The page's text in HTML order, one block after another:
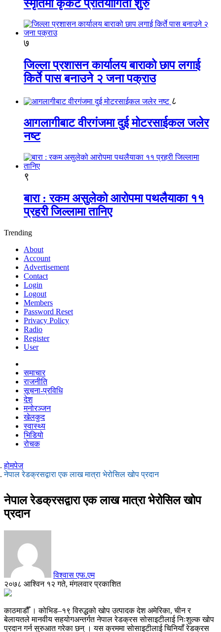
स्मृतिमा कृकेट प्रतियोगिता शुरु
७
जिल्ला प्रशासन कार्यालय बाराको छाप लगाई
किर्ते पास बनाउने २ जना पक्राउ
८
आगलागीबाट वीरगंजमा दुई मोटरसाईकल जलेर
नष्ट
९
बारा : रकम असुलेको आरोपमा पथलैयाका ११
प्रहरी जिल्लामा तानिए
Trending
About
Account
Advertisement
Contact
Login
Logout
Members
Password Reset
Privacy Policy
Radio
Register
User
समाचार
राजनीति
सूचना-प्रविधि
देश
मनोरञ्जन
खेलकुद
स्वास्थ्य
भिडियो
रोचक
होमपेज
नेपाल रेडक्रसद्वारा एक लाख मात्रा भेरोसिल खोप प्रदान
नेपाल रेडक्रसद्वारा एक लाख मात्रा भेरोसिल खोप
प्रदान
विश्वास एफ.एम
२०७८ आश्विन १२ गते, मंगलवार प्रकाशित
काठमाडौँ । कोभिड–१९ विरुद्धको खोप उत्पादक देश अमेरिका, चीन र
बेलायतले मानवीय सहयोगअन्तर्गत नेपाल रेडक्रस सोसाइटीलाई निःशुल्क खोप
प्रदान गर्न सुरुआत गरेका छन् । यस क्रममा सोसाइटीलाई चिनियाँ रेडक्रस